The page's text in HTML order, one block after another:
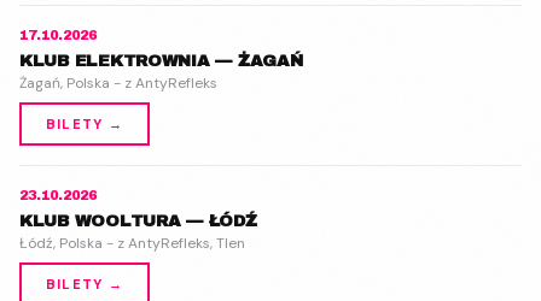
17.10.2026
KLUB ELEKTROWNIA — ŻAGAŃ
Żagań, Polska - z AntyRefleks
BILETY →
23.10.2026
KLUB WOOLTURA — ŁÓDŹ
Łódź, Polska - z AntyRefleks, Tlen
BILETY →